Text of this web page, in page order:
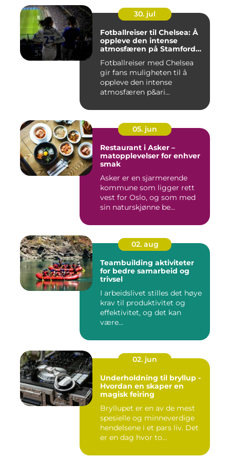
30. jul
Fotballreiser til Chelsea: Å
oppleve den intense
atmosfæren på Stamford
Fotballreiser med Chelsea
gir fans muligheten til å
oppleve den intense
atmosfæren p&ari...
05. jun
Restaurant i Asker –
matopplevelser for enhver
smak
Asker er en sjarmerende
kommune som ligger rett
vest for Oslo, og som med
sin naturskjønne be...
02. aug
Teambuilding aktiviteter
for bedre samarbeid og
trivsel
I arbeidslivet stilles det høye
krav til produktivitet og
effektivitet, og det kan
være...
02. jun
Underholdning til bryllup -
Hvordan en skaper en
magisk feiring
Bryllupet er en av de mest
spesielle og minneverdige
hendelsene i et pars liv. Det
er en dag hvor to...